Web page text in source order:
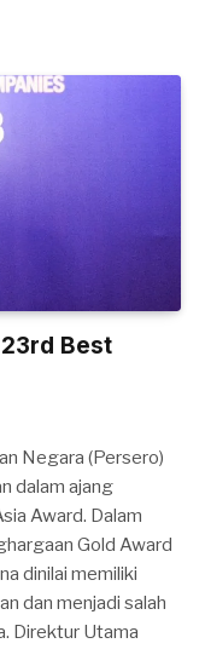
23rd Best
Negara (Persero)
dalam ajang
Award. Dalam
Gold Award
dinilai memiliki
dan menjadi salah
Direktur Utama